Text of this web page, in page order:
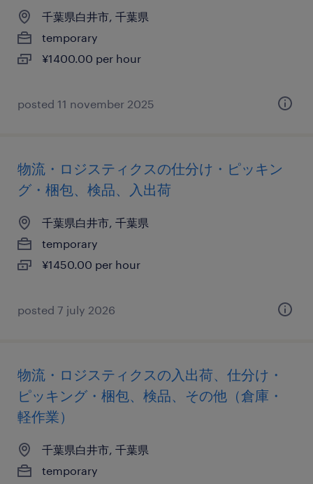
千葉県白井市, 千葉県
temporary
¥1400.00 per hour
posted 11 november 2025
物流・ロジスティクスの仕分け・ピッキン
グ・梱包、検品、入出荷
千葉県白井市, 千葉県
temporary
¥1450.00 per hour
posted 7 july 2026
物流・ロジスティクスの入出荷、仕分け・
ピッキング・梱包、検品、その他（倉庫・
軽作業）
千葉県白井市, 千葉県
temporary